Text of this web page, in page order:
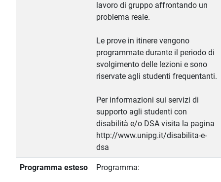
lavoro di gruppo affrontando un
problema reale.
Le prove in itinere vengono
programmate durante il periodo di
svolgimento delle lezioni e sono
riservate agli studenti frequentanti.
Per informazioni sui servizi di
supporto agli studenti con
disabilità e/o DSA visita la pagina
http://www.unipg.it/disabilita-e-
dsa
Programma esteso Programma: